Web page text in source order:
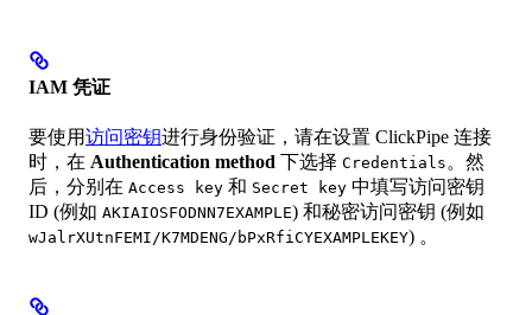
IAM 凭证
要使用访问密钥进行身份验证，请在设置 ClickPipe 连接
时，在 Authentication method 下选择 Credentials 。然
后，分别在 Access key 和 Secret key 中填写访问密钥
ID (例如 AKIAIOSFODNN7EXAMPLE) 和秘密访问密钥 (例如
wJalrXUtnFEMI/K7MDENG/bPxRfiCYEXAMPLEKEY) 。